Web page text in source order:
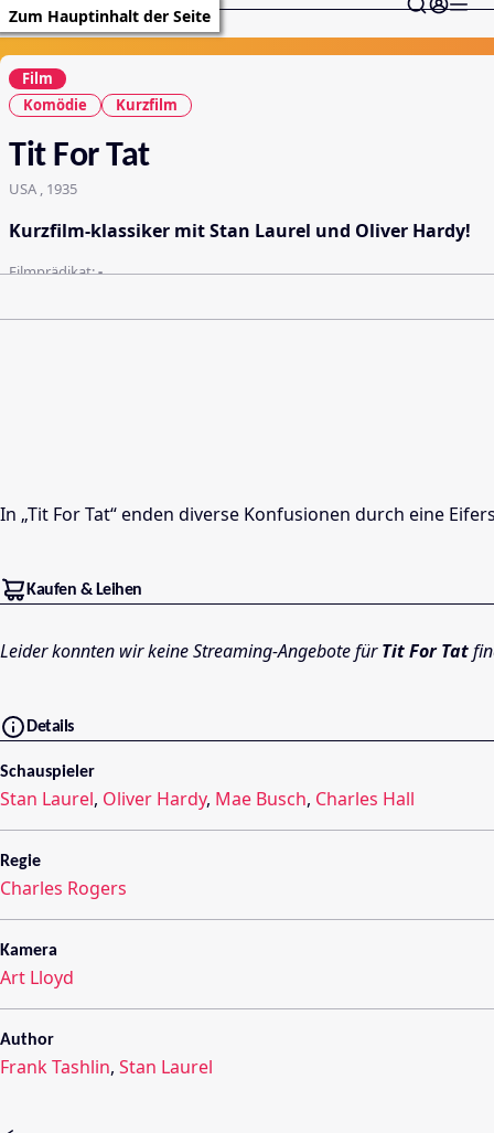
Zum Hauptinhalt der Seite
Film
Komödie
Kurzfilm
Tit For Tat
USA , 1935
Kurzfilm-klassiker mit Stan Laurel und Oliver Hardy!
Filmprädikat:-
In „Tit For Tat“ enden diverse Konfusionen durch eine
Kaufen & Leihen
Leider konnten wir keine Streaming-Angebote fürTit For Tat
Details
Schauspieler
Stan Laurel, Oliver Hardy, Mae Busch, Charles Hall
Regie
Charles Rogers
Kamera
Art Lloyd
Author
Frank Tashlin, Stan Laurel